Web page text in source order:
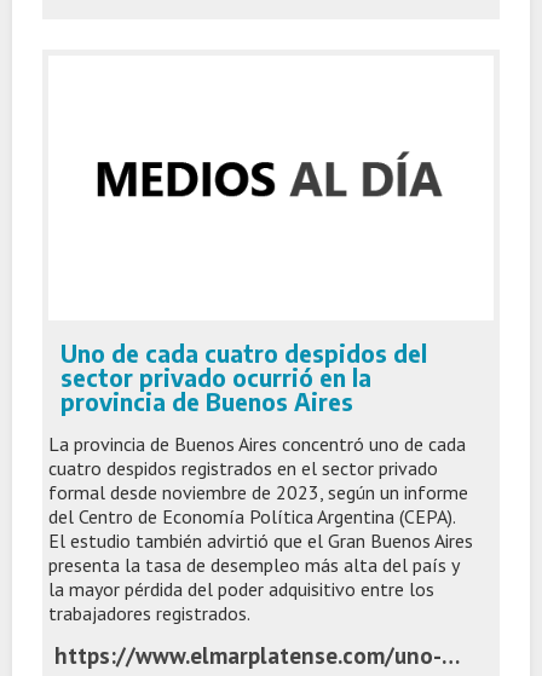
Uno de cada cuatro despidos del
sector privado ocurrió en la
provincia de Buenos Aires
La provincia de Buenos Aires concentró uno de cada
cuatro despidos registrados en el sector privado
formal desde noviembre de 2023, según un informe
del Centro de Economía Política Argentina (CEPA).
El estudio también advirtió que el Gran Buenos Aires
presenta la tasa de desempleo más alta del país y
la mayor pérdida del poder adquisitivo entre los
trabajadores registrados.
https://www.elmarplatense.com/uno-de-cada-cuatro-despidos-del-sector-privado-ocurrio-en-la-provincia-de-buenos-aires